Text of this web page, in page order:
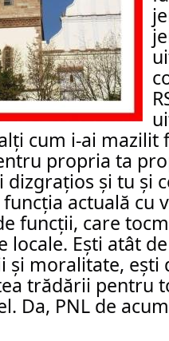
cum i-ai mazilit
propria ta
dizgrațios și tu și
actuală cu
funcții, care
locale. Ești atât
și moralitate, ești
trădării pentru
Da, PNL de